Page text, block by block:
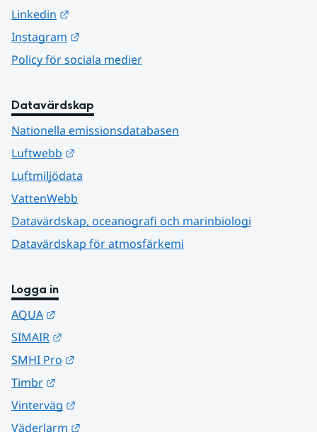
Linkedin
Instagram
Policy för sociala medier
Datavärdskap
Nationella emissionsdatabasen
Luftwebb
Luftmiljödata
VattenWebb
Datavärdskap, oceanografi och marinbiologi
Datavärdskap för atmosfärkemi
Logga in
AQUA
SIMAIR
SMHI Pro
Timbr
Vinterväg
Väderlarm